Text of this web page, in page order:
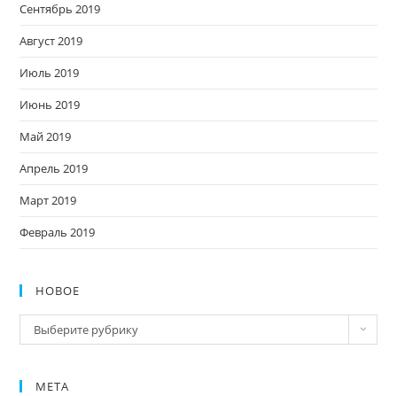
Сентябрь 2019
Август 2019
Июль 2019
Июнь 2019
Май 2019
Апрель 2019
Март 2019
Февраль 2019
НОВОЕ
Новое
Выберите рубрику
МЕТА